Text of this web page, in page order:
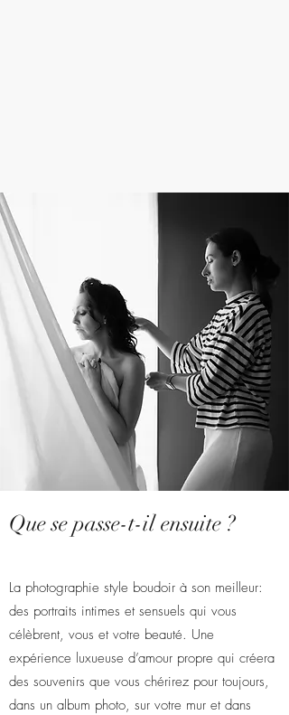
Que se passe-t-il ensuite ?
La photographie style boudoir à son meilleur:
des portraits intimes et sensuels qui vous
célèbrent, vous et votre beauté. Une
expérience luxueuse d’amour propre qui créera
des souvenirs que vous chérirez pour toujours,
dans un album photo, sur votre mur et dans